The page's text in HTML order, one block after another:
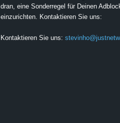
dran, eine Sonderregel für Deinen
einzurichten. Kontaktieren Sie uns:
Kontaktieren Sie uns: